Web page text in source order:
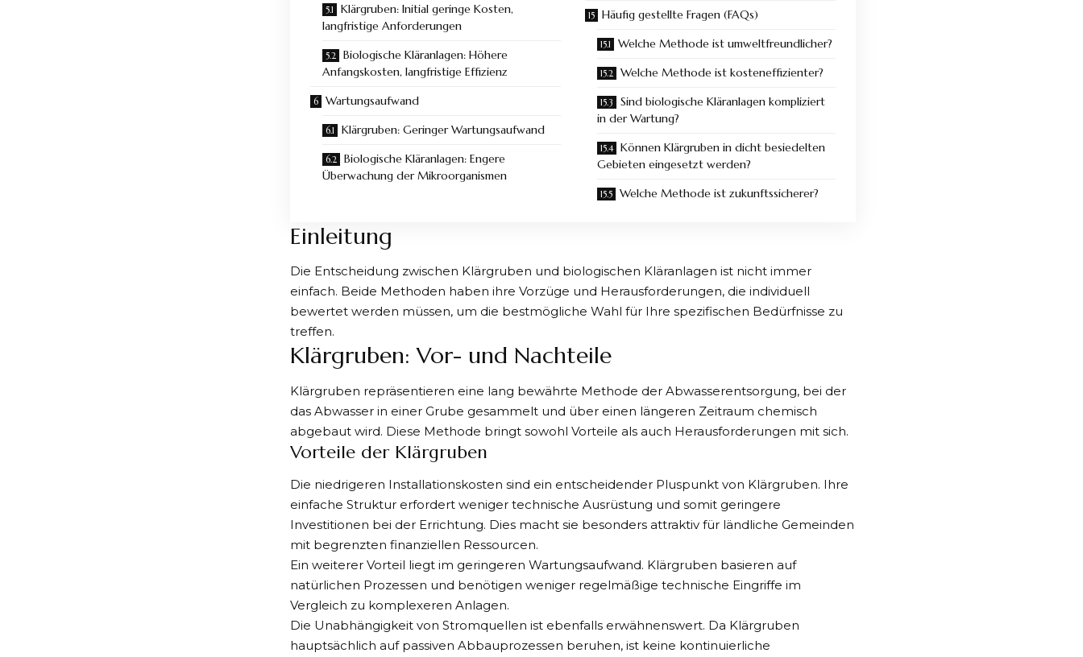
Klärgruben: Initial geringe Kosten,
langfristige Anforderungen
Biologische Kläranlagen: Höhere
Anfangskosten, langfristige Effizienz
Wartungsaufwand
Klärgruben: Geringer Wartungsaufwand
Biologische Kläranlagen: Engere
Überwachung der Mikroorganismen
Häufig gestellte Fragen (FAQs)
Welche Methode ist umweltfreundlicher?
Welche Methode ist kosteneffizienter?
Sind biologische Kläranlagen kompliziert
in der Wartung?
Können Klärgruben in dicht besiedelten
Gebieten eingesetzt werden?
Welche Methode ist zukunftssicherer?
Einleitung
Die Entscheidung zwischen Klärgruben und biologischen Kläranlagen ist nicht immer
einfach. Beide Methoden haben ihre Vorzüge und Herausforderungen, die individuell
bewertet werden müssen, um die bestmögliche Wahl für Ihre spezifischen Bedürfnisse zu
treffen.
Klärgruben: Vor- und Nachteile
Klärgruben repräsentieren eine lang bewährte Methode der Abwasserentsorgung, bei der
das Abwasser in einer Grube gesammelt und über einen längeren Zeitraum chemisch
abgebaut wird. Diese Methode bringt sowohl Vorteile als auch Herausforderungen mit sich.
Vorteile der Klärgruben
Die niedrigeren Installationskosten sind ein entscheidender Pluspunkt von Klärgruben. Ihre
einfache Struktur erfordert weniger technische Ausrüstung und somit geringere
Investitionen bei der Errichtung. Dies macht sie besonders attraktiv für ländliche Gemeinden
mit begrenzten finanziellen Ressourcen.
Ein weiterer Vorteil liegt im geringeren Wartungsaufwand. Klärgruben basieren auf
natürlichen Prozessen und benötigen weniger regelmäßige technische Eingriffe im
Vergleich zu komplexeren Anlagen.
Die Unabhängigkeit von Stromquellen ist ebenfalls erwähnenswert. Da Klärgruben
hauptsächlich auf passiven Abbauprozessen beruhen, ist keine kontinuierliche